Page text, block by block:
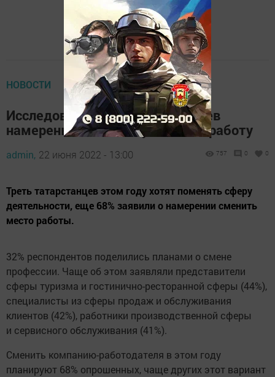
НОВОСТИ
Исследование: 68% татарстанцев
намерены в этом году сменить работу
admin, 22 июня 2022 - 13:00 757 0 0
Треть татарстанцев этом году хотят поменять сферу
деятельности, еще 68% заявили о намерении сменить
место работы.
32% респондентов поделились планами о смене
профессии. Чаще об этом заявляли представители
сферы туризма и гостинично-ресторанной сферы (44%),
специалисты из сферы продаж и обслуживания
клиентов (42%), работники производственной сферы
и сервисного обслуживания (41%).
Сменить компанию-работодателя в этом году
планируют 68% опрошенных, чаще других этот вариант